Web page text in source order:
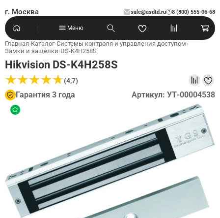
г. Москва sale@asdtd.ru 8 (800) 555-06-68
?
Меню
Главная›Каталог›Системы контроля и управления доступом›
Замки и защелки›DS-K4H258S
Hikvision DS-K4H258S
★★★★★
★★★★★(4,7)
Гарантия 3 года Артикул: УТ-00004538